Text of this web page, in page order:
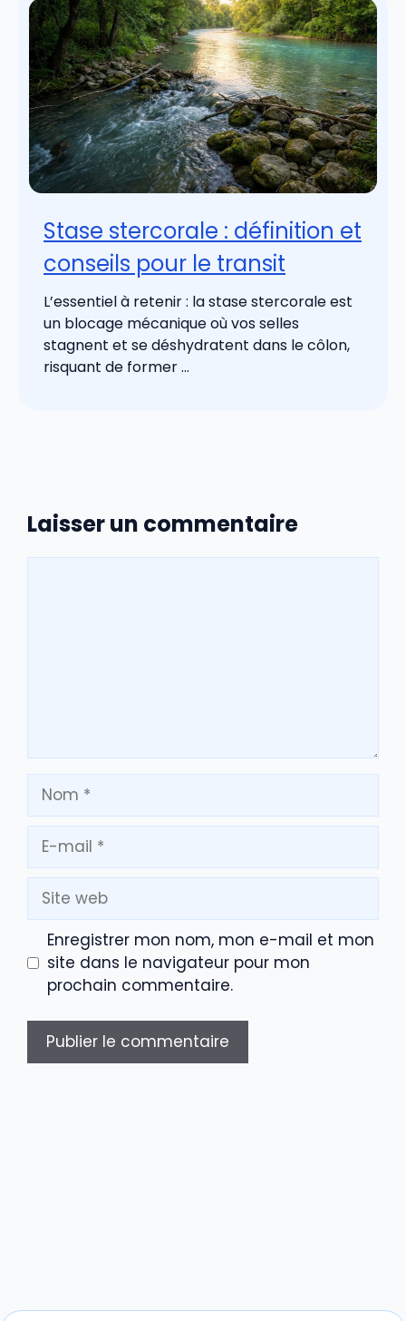
Stase stercorale : définition et
conseils pour le transit
L’essentiel à retenir : la stase stercorale est
un blocage mécanique où vos selles
stagnent et se déshydratent dans le côlon,
risquant de former ...
Laisser un commentaire
Nom
mail
Site
web
Enregistrer mon nom, mon e-mail et mon
site dans le navigateur pour mon
prochain commentaire.